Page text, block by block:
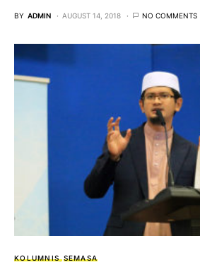
BY ADMIN AUGUST 14, 2018 NO COMMENTS
KOLUMNIS SEMASA